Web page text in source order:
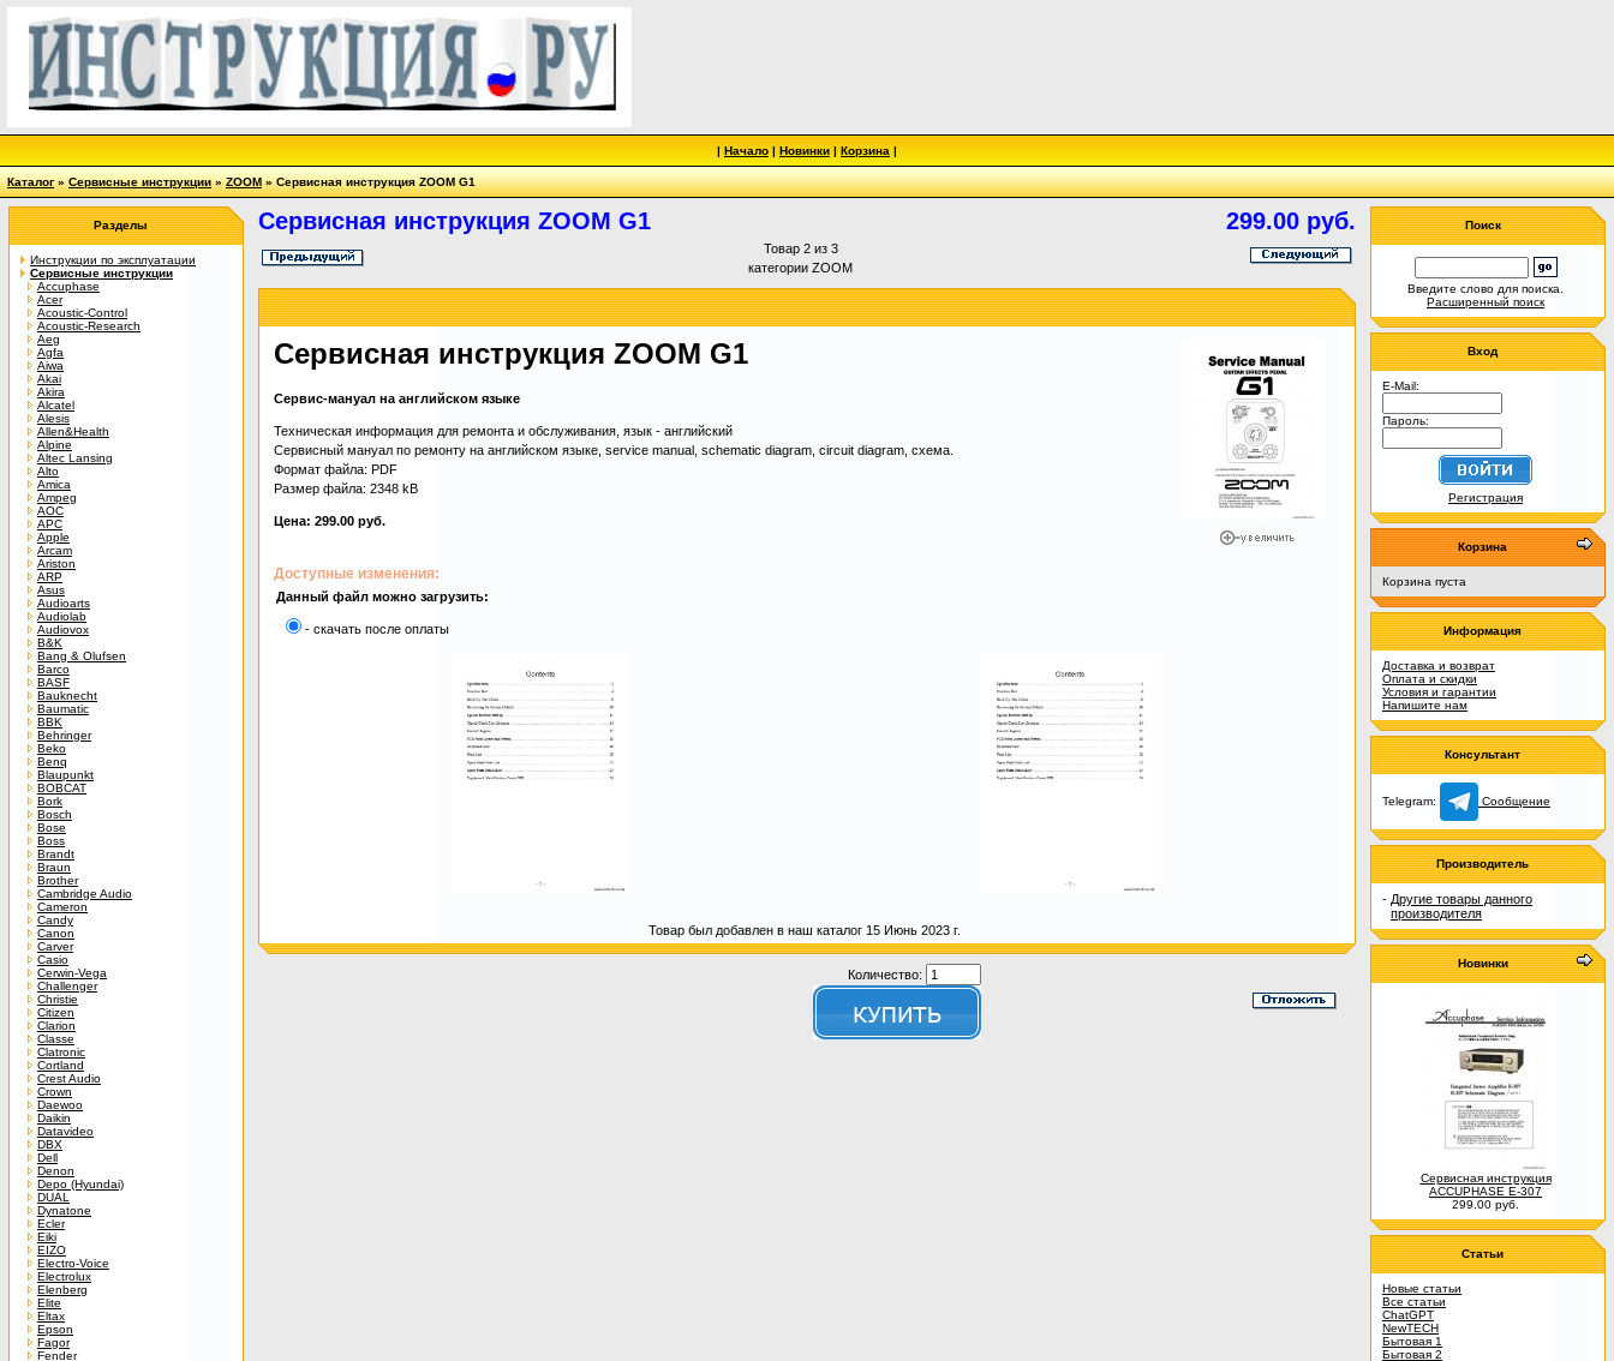
| Начало | Новинки | Корзина |
Каталог»Сервисные инструкции»ZOOM» Сервисная инструкция ZOOM G1
Разделы
Инструкции по эксплуатации
Сервисные инструкции
Accuphase
Acer
Acoustic-Control
Acoustic-Research
Aeg
Agfa
Aiwa
Akai
Akira
Alcatel
Alesis
Allen&Health
Alpine
Altec Lansing
Alto
Amica
Ampeg
AOC
APC
Apple
Arcam
Ariston
ARP
Asus
Audioarts
Audiolab
Audiovox
B&K
Bang & Olufsen
Barco
BASF
Bauknecht
Baumatic
BBK
Behringer
Beko
Benq
Blaupunkt
BOBCAT
Bork
Bosch
Bose
Boss
Brandt
Braun
Brother
Cambridge Audio
Cameron
Candy
Canon
Carver
Casio
Cerwin-Vega
Challenger
Christie
Citizen
Clarion
Classe
Clatronic
Cortland
Crest Audio
Crown
Daewoo
Daikin
Datavideo
DBX
Dell
Denon
Depo (Hyundai)
DUAL
Dynatone
Ecler
Eiki
EIZO
Electro-Voice
Electrolux
Elenberg
Elite
Eltax
Epson
Fagor
Fender
Сервисная инструкция ZOOM G1 299.00 руб.
Товар 2 из 3
категории ZOOM
Сервисная инструкция ZOOM G1
Сервис-мануал на английском языке
Техническая информация для ремонта и обслуживания, язык - английский
Сервисный мануал по ремонту на английском языке, service manual, schematic diagram, circuit diagram, схема.
Формат файла: PDF
Размер файла: 2348 kB
Цена: 299.00 руб.
Доступные изменения:
Данный файл можно загрузить:
- скачать после оплаты
Товар был добавлен в наш каталог 15 Июнь 2023 г.
Количество:
Поиск
Введите слово для поиска.
Расширенный поиск
Вход
E-Mail:
Пароль:
Регистрация
Корзина
Корзина пуста
Информация
Доставка и возврат
Оплата и скидки
Условия и гарантии
Напишите нам
Консультант
Telegram: Сообщение
Производитель
- Другие товары данного
производителя
Новинки
Сервисная инструкция
ACCUPHASE E-307
299.00 руб.
Статьи
Новые статьи
Все статьи
ChatGPT
NewTECH
Бытовая 1
Бытовая 2